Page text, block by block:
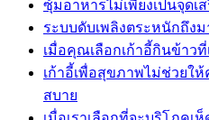
ซุ้มอาหารไม่เพียงเป็นจุดเ
ระบบดับเพลิงตระหนักถึง
เมื่อคุณเลือกเก้าอี้กินข้าว
เก้าอี้เพื่อสุขภาพไม่ช่วยใ
สบาย